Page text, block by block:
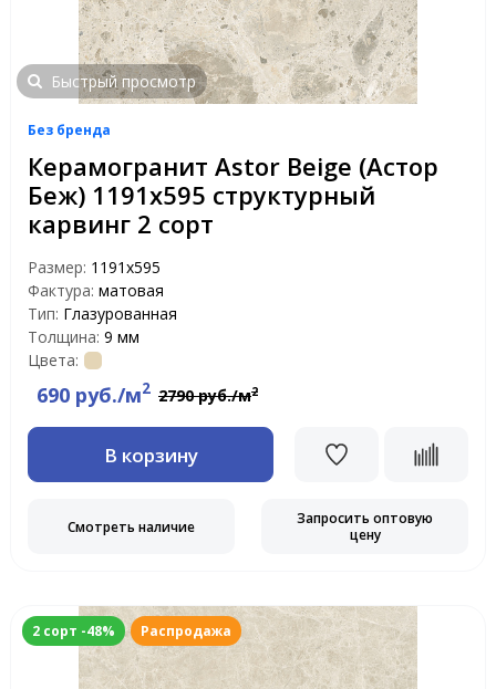
Быстрый просмотр
Без бренда
Керамогранит Astor Beige (Астор
Беж) 1191х595 структурный
карвинг 2 сорт
Размер: 1191x595
Фактура: матовая
Тип: Глазурованная
Толщина: 9 мм
Цвета:
690 руб./м2 2790 руб./м2
В корзину
Смотреть наличие
Запросить оптовую
цену
2 сорт -48% Распродажа